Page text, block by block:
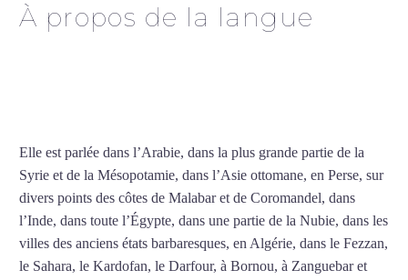
À propos de la langue
Elle est parlée dans l’Arabie, dans la plus grande partie de la
Syrie et de la Mésopotamie, dans l’Asie ottomane, en Perse, sur
divers points des côtes de Malabar et de Coromandel, dans
l’Inde, dans toute l’Égypte, dans une partie de la Nubie, dans les
villes des anciens états barbaresques, en Algérie, dans le Fezzan,
le Sahara, le Kardofan, le Darfour, à Bornou, à Zanguebar et